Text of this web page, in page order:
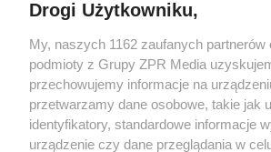
rozpowszechniany lub dalej
(w tym także elektroniczny lub mechaniczny)
eksploatacji w jakiejkolwiek formie, włącznie z
Internecie bez pisemnej zgody właściciela
lub wykorzystanie utworów w całości lub w
prawa, tzn. bez właściwej zgody, jest
może być ścigane prawnie.
Drogi Użytkowniku,
My, naszych 1162 zaufanych partnerów
podmioty z Grupy ZPR Media
przechowujemy informacje na
przetwarzamy dane osobowe, takie jak
identyfikatory, standardowe informacje
urządzenie czy dane przeglądania w